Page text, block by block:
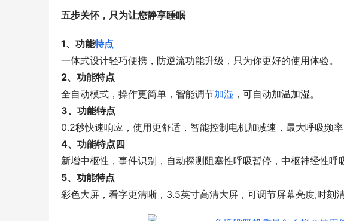
五步关怀，只为让您静享睡眠
1、功能特点
一体式设计轻巧便携，防逆流功能升级，只为你更好的使用体验。
2、功能特点
全自动模式，操作更简单，智能调节加湿 ，可自动加温加湿。
3、功能特点
0.2秒快速响应，使用更舒适，智能控制电机加减速，最大呼吸频率
4、功能特点四
新增中枢性，事件识别，自动探测阻塞性呼吸暂停，中枢神经性呼
5、功能特点
彩色大屏，看字更清晰，3.5英寸高清大屏，可调节屏幕亮度,时刻清